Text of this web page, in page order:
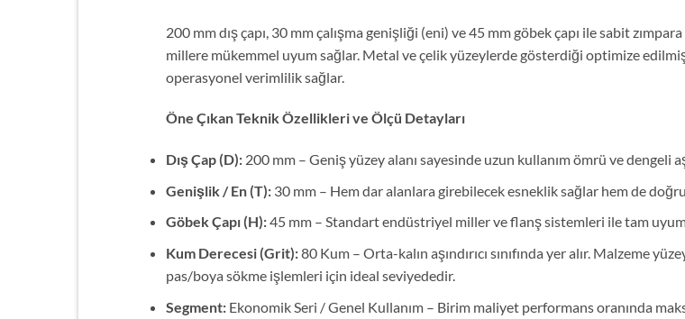
200 mm dış çapı, 30 mm çalışma genişliği (eni) ve 45 mm göbek çapı ile sabit
millere mükemmel uyum sağlar. Metal ve çelik yüzeylerde gösterdiği optimize
operasyonel verimlilik sağlar.
Öne Çıkan Teknik Özellikleri ve Ölçü Detayları
Dış Çap (D):200 mm – Geniş yüzey alanı sayesinde uzun kullanım ömrü ve dengeli
Genişlik / En (T):30 mm – Hem dar alanlara girebilecek esneklik sağlar hem de
Göbek Çapı (H):45 mm – Standart endüstriyel miller ve flanş sistemleri ile tam
Kum Derecesi (Grit):80 Kum – Orta-kalın aşındırıcı sınıfında yer alır. Malzeme
pas/boya sökme işlemleri için ideal seviyededir.
Segment:Ekonomik Seri / Genel Kullanım – Birim maliyet performans oranında